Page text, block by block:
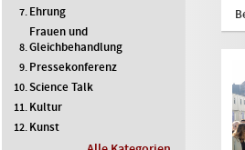
Ehrung
Frauen und
Gleichbehandlung
Pressekonferenz
Science Talk
Kultur
Kunst